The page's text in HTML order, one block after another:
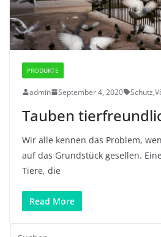
PRODUKTE
admin September 4, 2020 Schutz,
Tauben
Wir alle kennen das Problem,
auf das Grundstück gesellen.
Tiere, die
Read More